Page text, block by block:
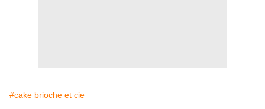
#cake brioche et cie